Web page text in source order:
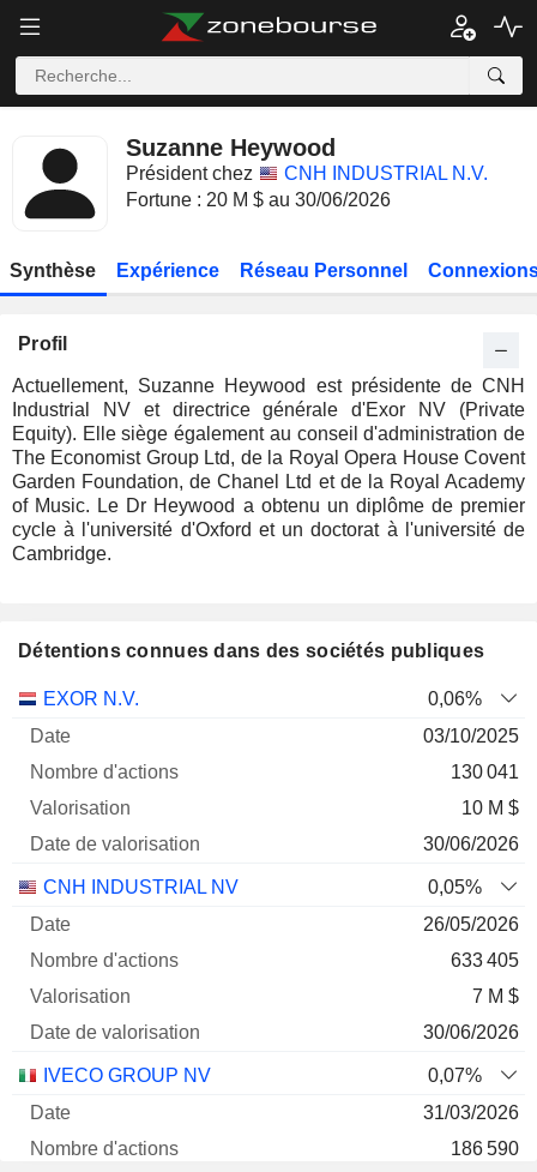
Suzanne Heywood
Président chez
CNH INDUSTRIAL N.V.
Fortune : 20 M $ au 30/06/2026
Synthèse Expérience Réseau Personnel
Profil
Actuellement, Suzanne Heywood est présidente de CNH
Industrial NV et directrice générale d'Exor NV (Private
Equity). Elle siège également au conseil d'administration de
The Economist Group Ltd, de la Royal Opera House Covent
Garden Foundation, de Chanel Ltd et de la Royal Academy
of Music. Le Dr Heywood a obtenu un diplôme de premier
cycle à l'université d'Oxford et un doctorat à l'université de
Cambridge.
Détentions connues dans des sociétés publiques
Date de
EXOR N.V.
0,06%
03/10/2025
130 041
10 M $
30/06/2026
CNH INDUSTRIAL NV
0,05%
26/05/2026
633 405
7 M $
30/06/2026
IVECO GROUP NV
0,07%
31/03/2026
186 590